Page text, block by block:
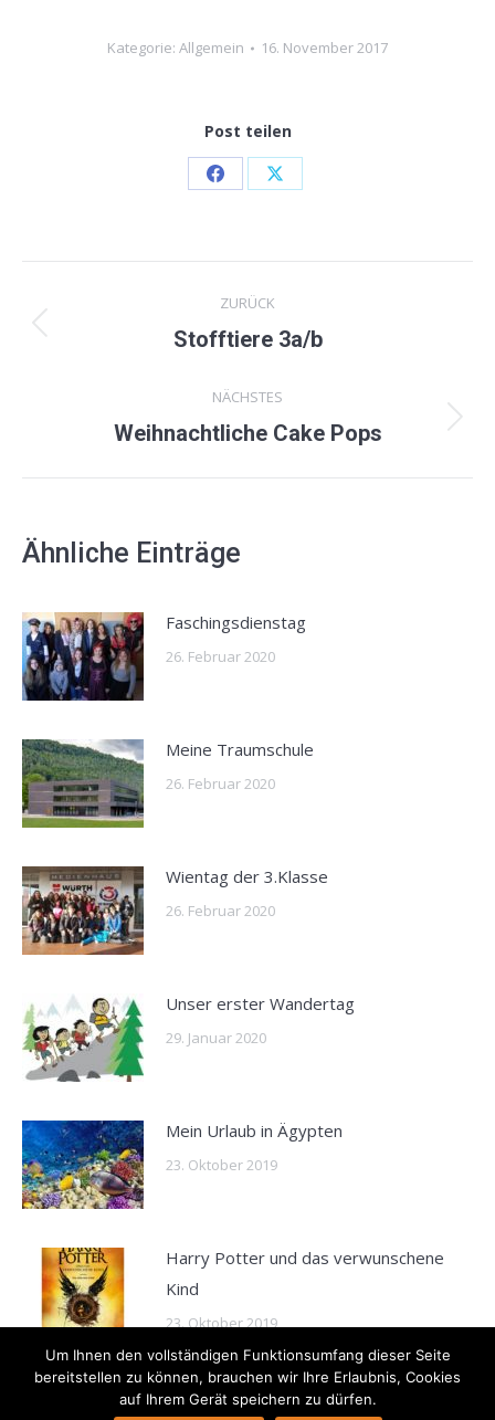
Kategorie: Allgemein 16. November 2017
Post teilen
Share
Facebook
Share
X
Kommentarnavigation
ZURÜCK
Vorheriger
Stofftiere 3a/b
NÄCHSTES
Nächster
Weihnachtliche Cake Pops
Ähnliche Einträge
Faschingsdienstag
26. Februar 2020
Meine Traumschule
26. Februar 2020
Wientag der 3.Klasse
26. Februar 2020
Unser erster Wandertag
29. Januar 2020
Mein Urlaub in Ägypten
23. Oktober 2019
Harry Potter und das verwunschene
Kind
23. Oktober 2019
Um Ihnen den vollständigen Funktionsumfang dieser Seite
bereitstellen zu können, brauchen wir Ihre Erlaubnis, Cookies
auf Ihrem Gerät speichern zu dürfen.